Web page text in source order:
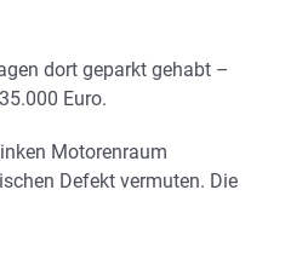
dort geparkt gehabt –
Euro.
Motorenraum
Defekt vermuten. Die